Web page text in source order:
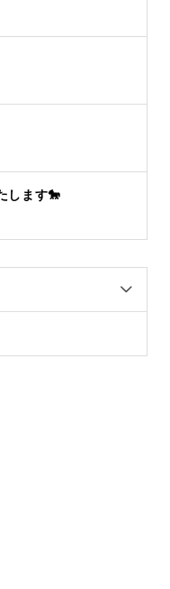
します🐎